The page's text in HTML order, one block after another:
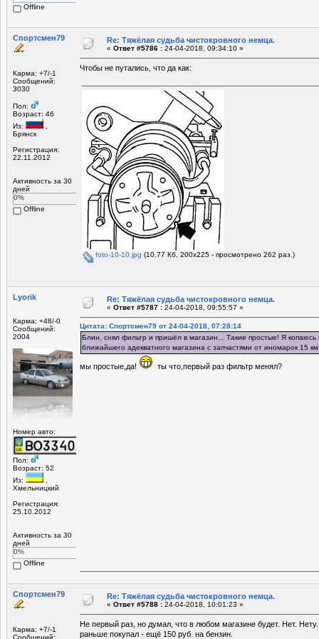
Offline
Спортсмен79
Карма: +7/-1
Сообщений:
3030
Пол:
Возраст: 46
Из:
Брянск
Регистрация:
22.11.2012
Активность за 30
дней
0%
Offline
Re: Тяжёлая судьба чистокровного немца.
« Ответ #5786 : 24-04-2018, 09:34:10 »
Чтобы не путались, что да как:
foto-10-10.jpg (10.77 Кб, 200x225 - просмотрено 262 раз.)
Lyorik
Карма: +48/-0
Сообщений:
2004
Номер авто:
Пол:
Возраст: 52
Из:
,
Хмельницкий
Регистрация:
25.10.2012
Активность за 30
дней
0%
Offline
Re: Тяжёлая судьба чистокровного немца.
« Ответ #5787 : 24-04-2018, 09:55:57 »
Цитата: Спортсмен79 от 24-04-2018, 07:28:14
Блин, снял фильтр и пришёл в магазин... Такие простые! Я
ближайшего адекватного магазина с запчастями от иномарок 15
мы простые,да! ты что,первый раз фильтр менял?
Спортсмен79
Карма: +7/-1
Сообщений:
Re: Тяжёлая судьба чистокровного немца.
« Ответ #5788 : 24-04-2018, 10:01:23 »
Не первый раз, но думал, что в любом магазине будет. Нет.
раньше покупал - ещё 150 руб. на бензин.